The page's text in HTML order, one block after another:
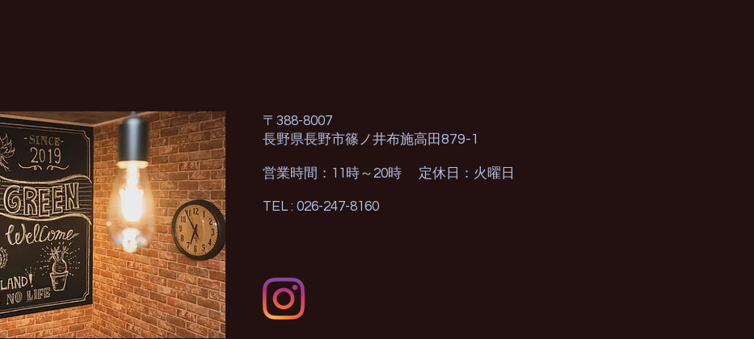
〒388-8007
長野県長野市篠ノ井布施高田 879-1
営業時間：11時～20時 定休日：火曜日
TEL : 026-247-8160